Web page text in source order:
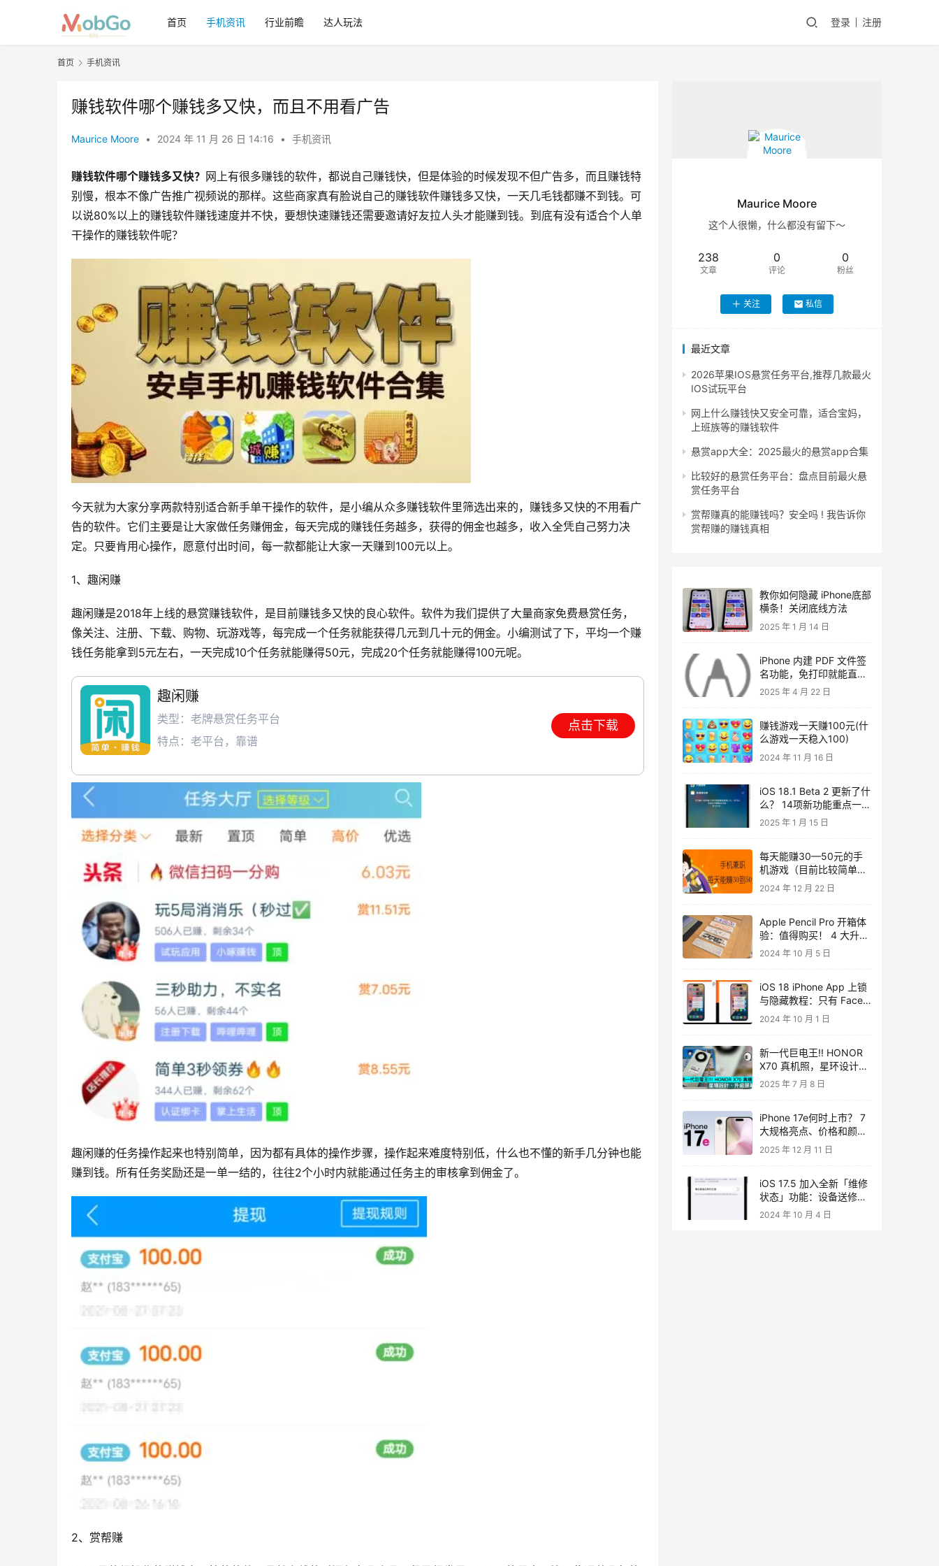
首页 手机资讯 行业前瞻 达人玩法 登录 注册
首页 手机资讯
赚钱软件哪个赚钱多又快，而且不用看广告
Maurice Moore • 2024 年 11 月 26 日 14:16 • 手机资讯
赚钱软件哪个赚钱多又快？ 网上有很多赚钱的软件，都说自己赚钱快，但是体验的时候发现不但广告多，而且赚钱特
别慢，根本不像广告推广视频说的那样。这些商家真有脸说自己的赚钱软件赚钱多又快，一天几毛钱都赚不到钱。可
以说80%以上的赚钱软件赚钱速度并不快，要想快速赚钱还需要邀请好友拉人头才能赚到钱。到底有没有适合个人单
干操作的赚钱软件呢？
今天就为大家分享两款特别适合新手单干操作的软件，是小编从众多赚钱软件里筛选出来的，赚钱多又快的不用看广
告的软件。它们主要是让大家做任务赚佣金，每天完成的赚钱任务越多，获得的佣金也越多，收入全凭自己努力决
定。只要肯用心操作，愿意付出时间，每一款都能让大家一天赚到100元以上。
1、趣闲赚
趣闲赚是2018年上线的悬赏赚钱软件，是目前赚钱多又快的良心软件。软件为我们提供了大量商家免费悬赏任务，
像关注、注册、下载、购物、玩游戏等，每完成一个任务就能获得几元到几十元的佣金。小编测试了下，平均一个赚
钱任务能拿到5元左右，一天完成10个任务就能赚得50元，完成20个任务就能赚得100元呢。
趣闲赚
类型：老牌悬赏任务平台
特点：老平台，靠谱
点击下载
趣闲赚的任务操作起来也特别简单，因为都有具体的操作步骤，操作起来难度特别低，什么也不懂的新手几分钟也能
赚到钱。所有任务奖励还是一单一结的，往往2个小时内就能通过任务主的审核拿到佣金了。
2、赏帮赚
Maurice Moore
这个人很懒，什么都没有留下～
238
文章
0
评论
0
粉丝
关注 私信
最近文章
2026苹果IOS悬赏任务平台,推荐几款最火
IOS试玩平台
网上什么赚钱快又安全可靠，适合宝妈，
上班族等的赚钱软件
悬赏app大全：2025最火的悬赏app合集
比较好的悬赏任务平台：盘点目前最火悬
赏任务平台
赏帮赚真的能赚钱吗？安全吗 ! 我告诉你
赏帮赚的赚钱真相
教你如何隐藏 iPhone底部
横条！关闭底线方法
2025 年 1 月 14 日
iPhone 内建 PDF 文件签
名功能，免打印就能直接
回传超省时
2025 年 4 月 22 日
赚钱游戏一天赚100元(什
么游戏一天稳入100)
2024 年 11 月 16 日
iOS 18.1 Beta 2 更新了什
么？ 14项新功能重点一次
看
2025 年 1 月 15 日
每天能赚30—50元的手
机游戏（目前比较简单又
靠谱的手机玩游戏挣钱方
2024 年 12 月 22 日
Apple Pencil Pro 开箱体
验：值得购买！ 4 大升级
带给 iPad 无限可能
2024 年 10 月 5 日
iOS 18 iPhone App 上锁
与隐藏教程：只有 Face
ID 才能解开那些‘特别’的
App！
2024 年 10 月 1 日
新一代巨电王!! HONOR
X70 真机照，星环设计、
升级屏幕
2025 年 7 月 8 日
iPhone 17e何时上市？ 7
大规格亮点、价格和颜色
消息一次看
2025 年 12 月 11 日
iOS 17.5 加入全新「维修
状态」功能：设备送修的
同时可维持「查找」正常
2024 年 10 月 4 日